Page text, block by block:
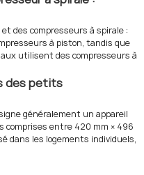
des compresseurs à spirale :
à piston, tandis que
utilisent des compresseurs à
des petits
généralement un appareil
comprises entre 420 mm × 496
dans les logements individuels,